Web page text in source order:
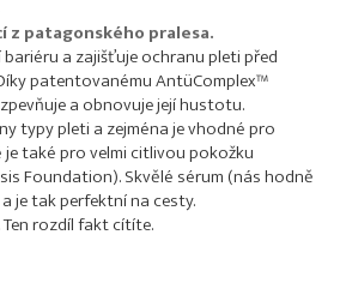
z patagonského pralesa.
a zajišťuje ochranu pleti před
patentovanému AntüComplex™
a obnovuje její hustotu.
typy pleti a zejména je vhodné pro
také pro velmi citlivou pokožku
Foundation). Skvělé sérum (nás hodně
je tak perfektní na cesty.
rozdíl fakt cítíte.